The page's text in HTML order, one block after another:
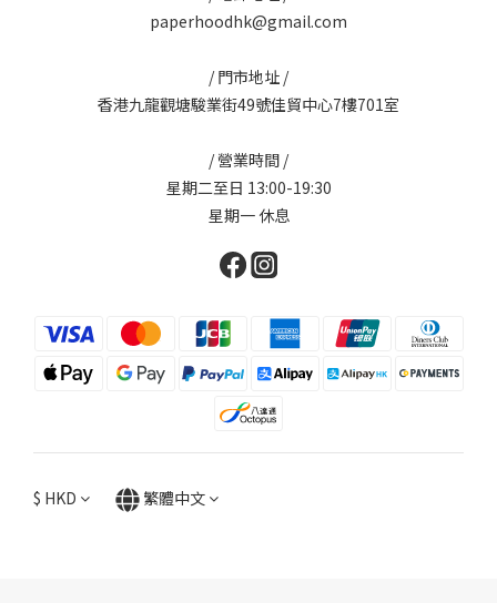
paperhoodhk@gmail.com
/ 門市地址 /
香港九龍觀塘駿業街49號佳貿中心7樓701室
/ 營業時間 /
星期二至日 13:00-19:30
星期一 休息
$ HKD 繁體中文